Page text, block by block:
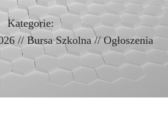
Kategorie:
// Bursa Szkolna //Ogłoszenia